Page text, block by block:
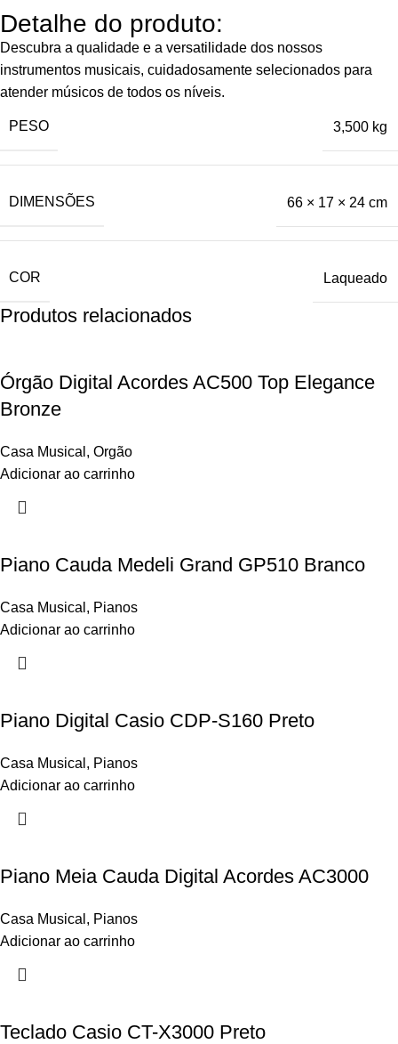
Detalhe do produto:
Descubra a qualidade e a versatilidade dos nossos
instrumentos musicais, cuidadosamente selecionados para
atender músicos de todos os níveis.
PESO 3,500 kg
DIMENSÕES 66 × 17 × 24 cm
COR Laqueado
Produtos relacionados
Órgão Digital Acordes AC500 Top Elegance
Bronze
Casa Musical , Orgão
Adicionar ao carrinho
Piano Cauda Medeli Grand GP510 Branco
Casa Musical , Pianos
Adicionar ao carrinho
Piano Digital Casio CDP-S160 Preto
Casa Musical , Pianos
Adicionar ao carrinho
Piano Meia Cauda Digital Acordes AC3000
Casa Musical , Pianos
Adicionar ao carrinho
Teclado Casio CT-X3000 Preto